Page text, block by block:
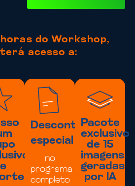
do Workshop,
acesso a:
Desconto
especial
no
programa
completo
Pacote
exclusivo
de 15
imagens
geradas
por IA